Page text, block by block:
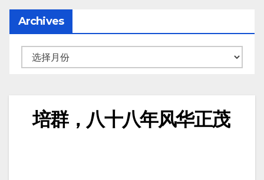
Archives
Archives
培群，八十八年风华正茂